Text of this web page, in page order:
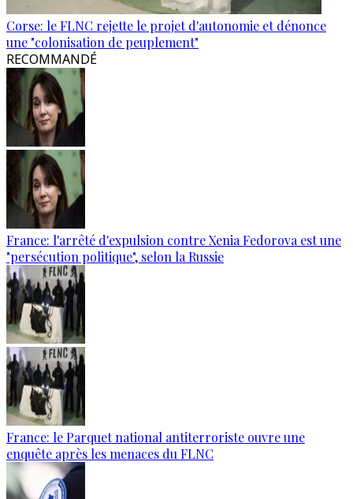
Corse: le FLNC rejette le projet d'autonomie et dénonce
une "colonisation de peuplement"
RECOMMANDÉ
France: l'arrêté d'expulsion contre Xenia Fedorova est une
"persécution politique", selon la Russie
France: le Parquet national antiterroriste ouvre une
enquête après les menaces du FLNC